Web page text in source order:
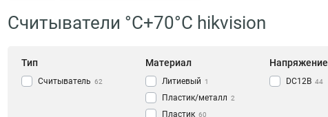
Считыватели °C+70°C hikvision
Тип
Считыватель 62
Материал
Литиевый 1
Пластик/металл 2
Пластик 60
Напряжение
DC12В 44